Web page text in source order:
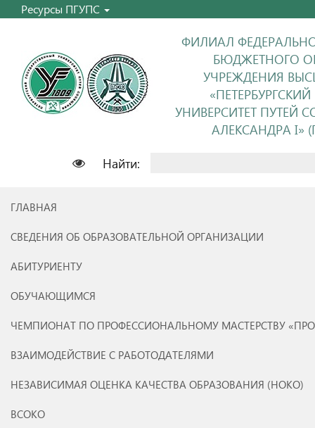
Ресурсы ПГУПС
ФИЛИАЛ
БЮДЖЕТНОГО
УЧРЕЖДЕНИЯ
УНИВЕРСИТЕТ ПУТЕЙ
АЛЕКСАНДРА I»
Найти:
ГЛАВНАЯ
СВЕДЕНИЯ ОБ ОБРАЗОВАТЕЛЬНОЙ ОРГАНИЗАЦИИ
АБИТУРИЕНТУ
ОБУЧАЮЩИМСЯ
ЧЕМПИОНАТ ПО ПРОФЕССИОНАЛЬНОМУ МАСТЕРСТВУ
ВЗАИМОДЕЙСТВИЕ С РАБОТОДАТЕЛЯМИ
НЕЗАВИСИМАЯ ОЦЕНКА КАЧЕСТВА ОБРАЗОВАНИЯ (НОКО)
ВСОКО